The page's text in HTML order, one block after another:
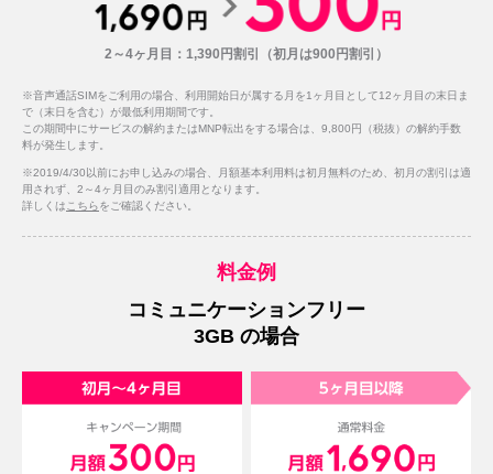
2～4ヶ月目：1,390円割引（初月は900円割引）
※音声通話SIMをご利用の場合、利用開始日が属する月を1ヶ月目として12ヶ月目の末日ま
で（末日を含む）が最低利用期間です。
この期間中にサービスの解約またはMNP転出をする場合は、9,800円（税抜）の解約手数
料が発生します。
※2019/4/30以前にお申し込みの場合、月額基本利用料は初月無料のため、初月の割引は適
用されず、2～4ヶ月目のみ割引適用となります。
詳しくは こちらをご確認ください。
料金例
コミュニケーションフリー
3GB の場合